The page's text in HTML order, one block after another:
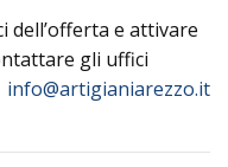
dell’offerta e attivare
gli uffici
info@artigianiarezzo.it